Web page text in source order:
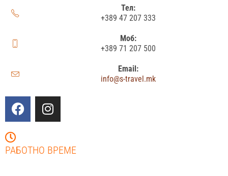
Тел:
+389 47 207 333
Моб:
+389 71 207 500
Email:
info@s-travel.mk
РАБОТНО ВРЕМЕ